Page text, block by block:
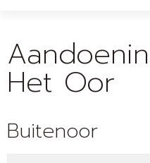
Het Oor
Buitenoor